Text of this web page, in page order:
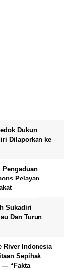
Dukun
Dilaporkan ke
Pengaduan
Pelayan
Sukadiri
Dan Turun
River Indonesia
Sepihak
— “Fakta